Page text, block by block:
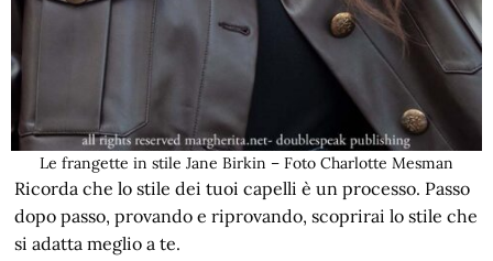
Le frangette in stile Jane Birkin – Foto Charlotte Mesman
Ricorda che lo stile dei tuoi capelli è un processo. Passo
dopo passo, provando e riprovando, scoprirai lo stile che
si adatta meglio a te.